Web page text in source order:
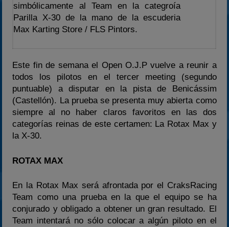
simbólicamente al Team en la categroía
Parilla X-30 de la mano de la escuderia
Max Karting Store / FLS Pintors.
Este fin de semana el Open O.J.P vuelve a reunir a
todos los pilotos en el tercer meeting (segundo
puntuable) a disputar en la pista de Benicássim
(Castellón). La prueba se presenta muy abierta como
siempre al no haber claros favoritos en las dos
categorías reinas de este certamen: La Rotax Max y
la X-30.
ROTAX MAX
En la Rotax Max será afrontada por el CraksRacing
Team como una prueba en la que el equipo se ha
conjurado y obligado a obtener un gran resultado. El
Team intentará no sólo colocar a algún piloto en el